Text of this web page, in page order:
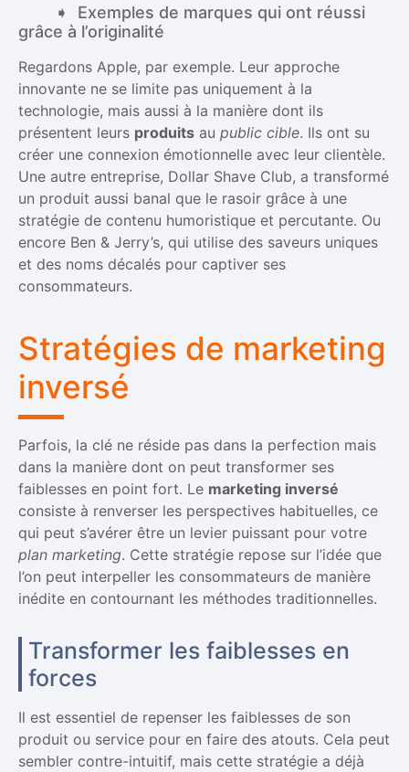
Exemples de marques qui ont réussi
grâce à l’originalité
Regardons Apple, par exemple. Leur approche
innovante ne se limite pas uniquement à la
technologie, mais aussi à la manière dont ils
présentent leurs produits au public cible. Ils ont su
créer une connexion émotionnelle avec leur clientèle.
Une autre entreprise, Dollar Shave Club, a transformé
un produit aussi banal que le rasoir grâce à une
stratégie de contenu humoristique et percutante. Ou
encore Ben & Jerry’s, qui utilise des saveurs uniques
et des noms décalés pour captiver ses
consommateurs.
Stratégies de marketing
inversé
Parfois, la clé ne réside pas dans la perfection mais
dans la manière dont on peut transformer ses
faiblesses en point fort. Le marketing inversé
consiste à renverser les perspectives habituelles, ce
qui peut s’avérer être un levier puissant pour votre
plan marketing. Cette stratégie repose sur l’idée que
l’on peut interpeller les consommateurs de manière
inédite en contournant les méthodes traditionnelles.
Transformer les faiblesses en
forces
Il est essentiel de repenser les faiblesses de son
produit ou service pour en faire des atouts. Cela peut
sembler contre-intuitif, mais cette stratégie a déjà